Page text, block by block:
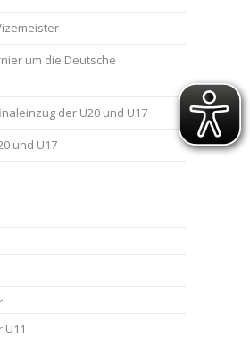
um die Deutsche
der U20 und U17
und U17